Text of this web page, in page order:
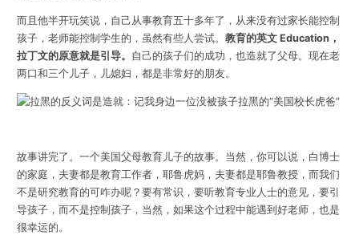
而且他半开玩笑说，自己从事教育五十多年了，从来没有过家长能控制
孩子，老师能控制学生的，虽然有些人尝试。 教育的英文 Education，
拉丁文的原意就是引导。 自己的孩子们的成功，也造就了父母。现在老
两口和三个儿子，儿媳妇，都是非常好的朋友。
故事讲完了。一个美国父母教育儿子的故事。当然，你可以说，白博士
的家庭，夫妻都是教育工作者，耶鲁虎妈，夫妻都是耶鲁教授，而我们
不是研究教育的可咋办呢？要有常识，要听教育专业人士的意见，要引
导孩子，而不是控制孩子，当然，如果这个过程中能遇到好老师，也是
很幸运的。